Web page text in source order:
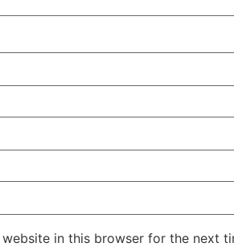
website in this browser for the next